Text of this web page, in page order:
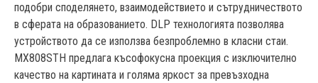
подобри споделянето, взаимодействието и сътрудничеството
в сферата на образованието. DLP технологията позволява
устройството да се използва безпроблемно в класни стаи.
MX808STH предлага късофокусна проекция с изключително
качество на картината и голяма яркост за превъзходна